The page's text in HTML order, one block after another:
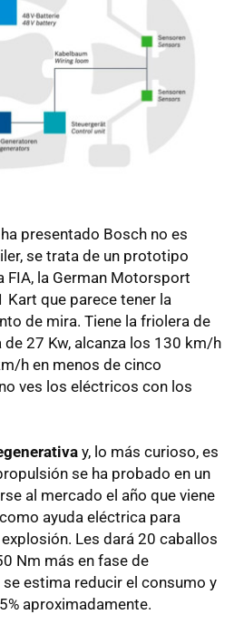
presentado Bosch no es
se trata de un prototipo
FIA, la German Motorsport
que parece tener la
de mira. Tiene la friolera de
27 Kw, alcanza los 130 km/h
h en menos de cinco
ves los eléctricos con los
y, lo más curioso, es
se ha probado en un
al mercado el año que viene
ayuda eléctrica para
Les dará 20 caballos
Nm más en fase de
estima reducir el consumo y
aproximadamente.